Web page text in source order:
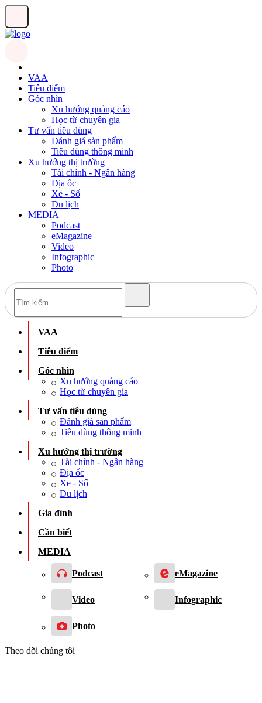
VAA
Tiêu điểm
Góc nhìn
Xu hướng quảng cáo
Học từ chuyên gia
Tư vấn tiêu dùng
Đánh giá sản phẩm
Tiêu dùng thông minh
Xu hướng thị trường
Tài chính - Ngân hàng
Địa ốc
Xe - Số
Du lịch
MEDIA
Podcast
eMagazine
Video
Infographic
Photo
VAA
Tiêu điểm
Góc nhìn
Xu hướng quảng cáo
Học từ chuyên gia
Tư vấn tiêu dùng
Đánh giá sản phẩm
Tiêu dùng thông minh
Xu hướng thị trường
Tài chính - Ngân hàng
Địa ốc
Xe - Số
Du lịch
Gia đình
Cần biết
MEDIA
Podcast eMagazine
Video Infographic
Photo
Theo dõi chúng tôi